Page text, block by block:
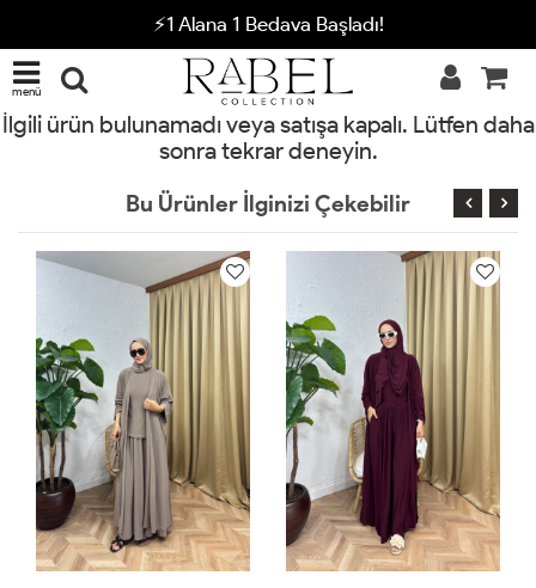
⚡1 Alana 1 Bedava Başladı!
menü
İlgili ürün bulunamadı veya satışa kapalı. Lütfen daha
sonra tekrar deneyin.
Bu Ürünler İlginizi Çekebilir